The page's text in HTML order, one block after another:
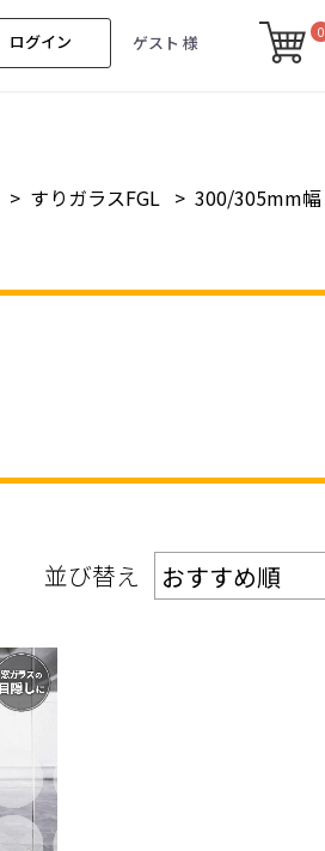
ログイン ゲスト 様
0
> すりガラスFGL > 300/305mm幅
並び替え